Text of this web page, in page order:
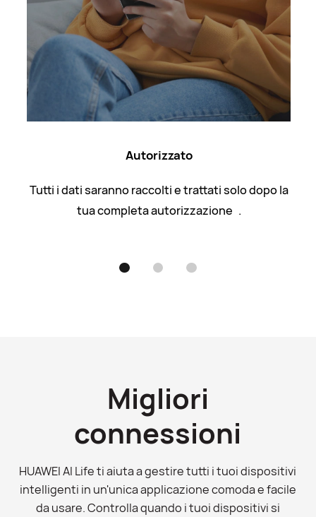
Autorizzato
Tutti i dati saranno raccolti e trattati solo dopo la
tua completa autorizzazione .
Migliori
connessioni
HUAWEI AI Life ti aiuta a gestire tutti i tuoi dispositivi
intelligenti in un'unica applicazione comoda e facile
da usare. Controlla quando i tuoi dispositivi si